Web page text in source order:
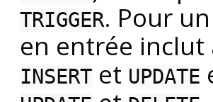
TRIGGER. Pour
en entrée
INSERT et UPDATE